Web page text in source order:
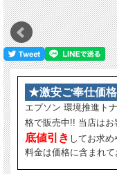
★激安ご奉仕価格
エプソン 環境推進ト
格で販売中!! 当店は
底値引き してお求
料金は価格に含まれて